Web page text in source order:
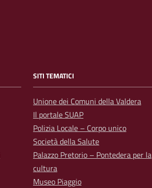
SITI TEMATICI
Unione dei Comuni della Valdera
Il portale SUAP
Polizia Locale – Corpo unico
Società della Salute
Palazzo Pretorio – Pontedera per la
cultura
Museo Piaggio